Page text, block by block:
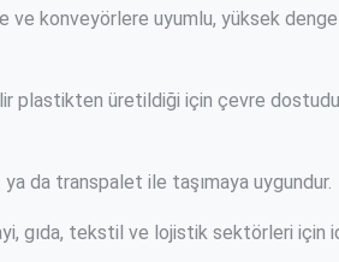
ve konveyörlere uyumlu, yüksek
plastikten üretildiği için çevre
da transpalet ile taşımaya uygundur.
gıda, tekstil ve lojistik sektörleri için